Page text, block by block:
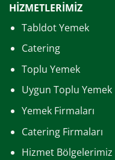
HİZMETLERİMİZ
Tabldot Yemek
Catering
Toplu Yemek
Uygun Toplu Yemek
Yemek Firmaları
Catering Firmaları
Hizmet Bölgelerimiz